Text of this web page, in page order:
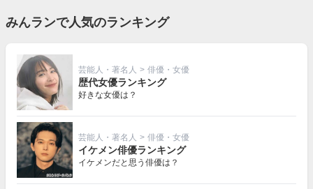
みんランで人気のランキング
芸能人・著名人 > 俳優・女優
歴代女優ランキング
好きな女優は？
芸能人・著名人 > 俳優・女優
イケメン俳優ランキング
イケメンだと思う俳優は？